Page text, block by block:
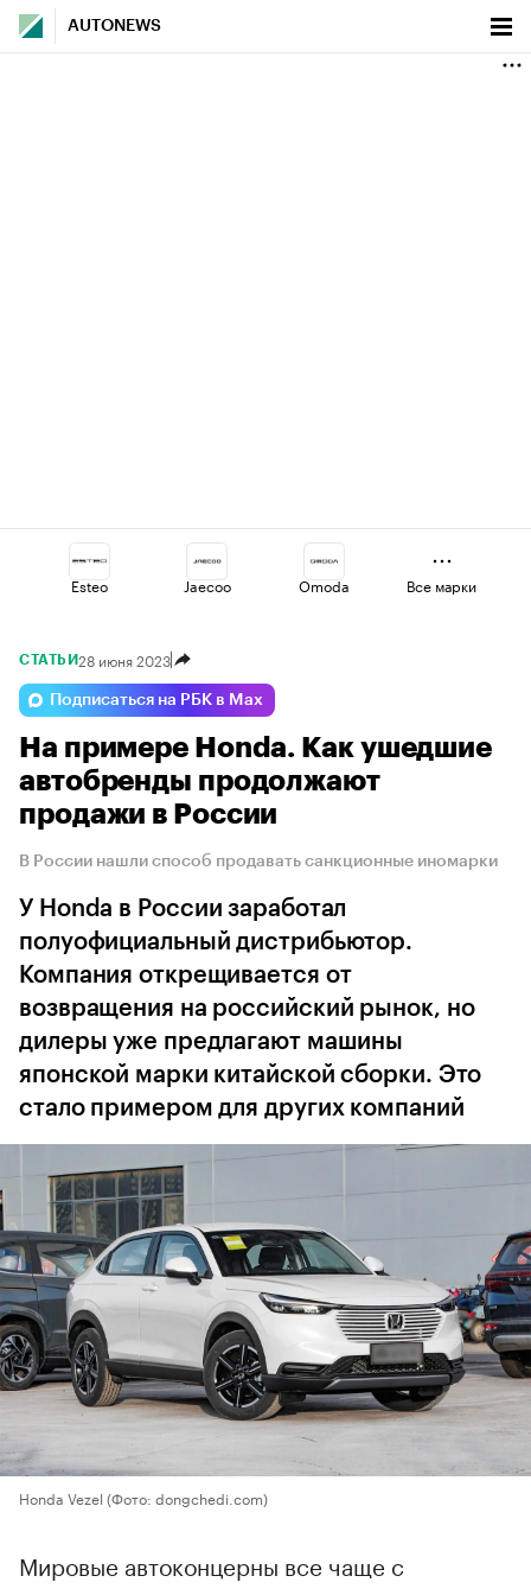
AUTONEWS
Esteo Jaecoo Omoda
Changan Voyah
Volga Haval Geely
Все марки
СТАТЬИ28 июня 2023
Подписаться на РБК в Max
На примере Honda. Как ушедшие
автобренды продолжают
продажи в России
В России нашли способ продавать санкционные иномарки
У Honda в России заработал
полуофициальный дистрибьютор.
Компания открещивается от
возвращения на российский рынок, но
дилеры уже предлагают машины
японской марки китайской сборки. Это
стало примером для других компаний
Honda Vezel (Фото: dongchedi.com)
Мировые автоконцерны все чаще с